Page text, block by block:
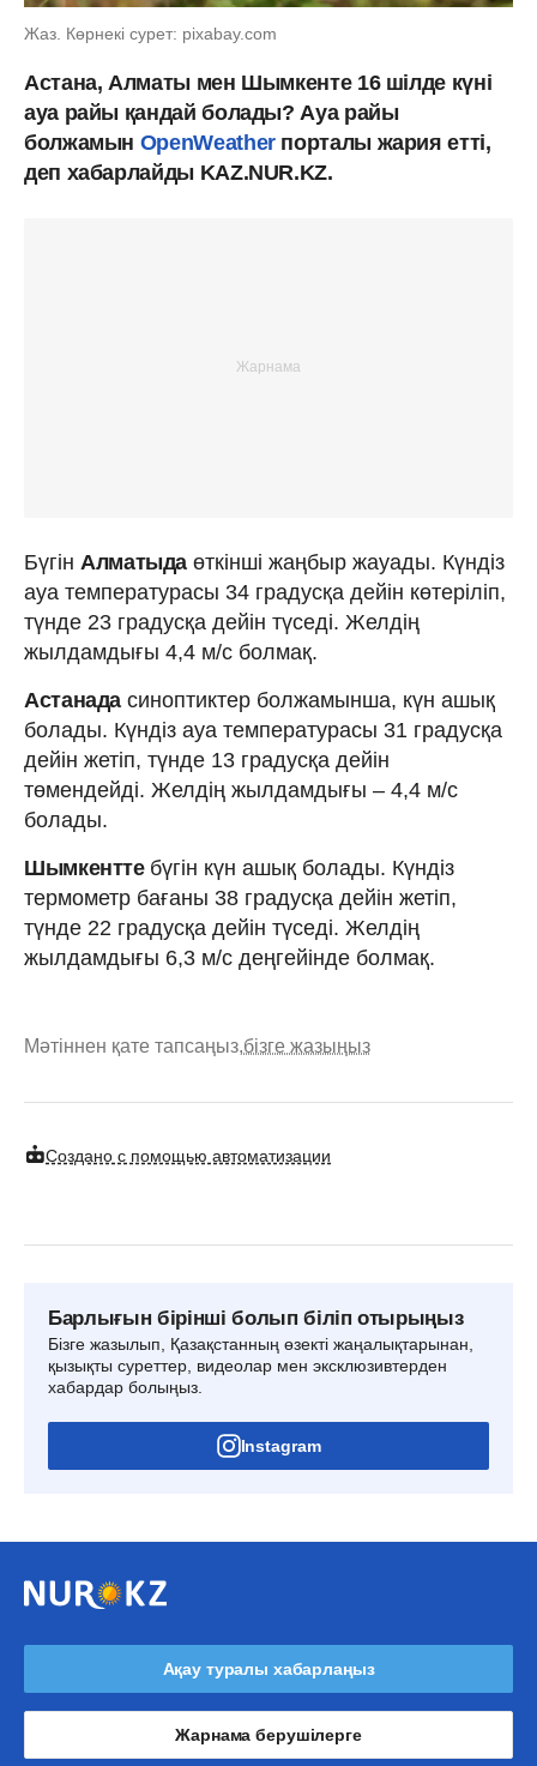
Жаз. Көрнекі сурет: pixabay.com
Астана, Алматы мен Шымкенте 16 шілде күні
ауа райы қандай болады? Ауа райы
болжамын OpenWeatherпорталы жария етті,
деп хабарлайды KAZ.NUR.KZ.
Бүгін Алматыда өткінші жаңбыр жауады. Күндіз
ауа температурасы 34 градусқа дейін көтеріліп,
түнде 23 градусқа дейін түседі. Желдің
жылдамдығы 4,4 м/с болмақ.
Астанада синоптиктер болжамынша, күн ашық
болады. Күндіз ауа температурасы 31 градусқа
дейін жетіп, түнде 13 градусқа дейін
төмендейді. Желдің жылдамдығы – 4,4 м/с
болады.
Шымкентте бүгін күн ашық болады. Күндіз
термометр бағаны 38 градусқа дейін жетіп,
түнде 22 градусқа дейін түседі. Желдің
жылдамдығы 6,3 м/с деңгейінде болмақ.
Мәтіннен қате тапсаңыз,бізге жазыңыз
Создано с помощью автоматизации
Барлығын бірінші болып біліп отырыңыз
Бізге жазылып, Қазақстанның өзекті жаңалықтарынан,
қызықты суреттер, видеолар мен эксклюзивтерден
хабардар болыңыз.
Instagram
Ақау туралы хабарлаңыз
Жарнама берушілерге